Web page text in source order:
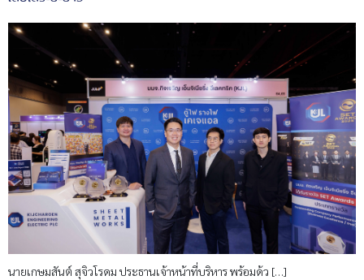
นายเกษมสันต์ สุจิวโรดม ประธานเจ้าหน้าที่บริหาร พร้อมด้ว […]